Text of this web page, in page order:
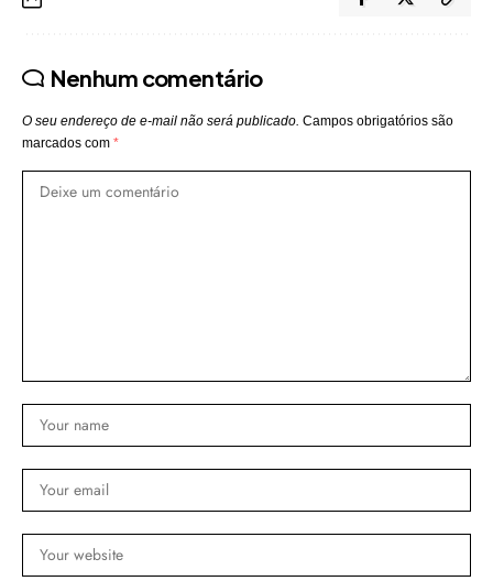
Nenhum comentário
O seu endereço de e-mail não será publicado. Campos obrigatórios são
marcados com *